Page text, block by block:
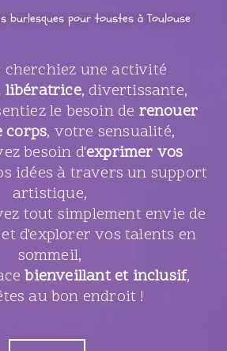
burlesques pour toustes à Toulouse
cherchiez une activité
libératrice, divertissante,
le besoin de renouer
corps, votre sensualité,
besoin d'exprimer vos
idées à travers un support
artistique,
tout simplement envie de
et d'explorer vos talents en
sommeil,
bienveillant et inclusif,
au bon endroit !